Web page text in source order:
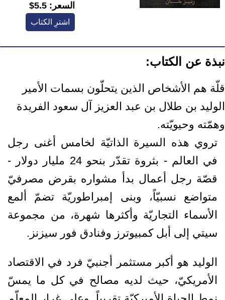
السعر: 5.5$
اشترِ الكتاب
نبذة عن الكتاب:
قلّة هم الأشخاص الذين يتحلّون بسمات الأمير
الوليد بن طلال بن عبد العزيز آل سعود الفريدة
وهمّته وحيويّته.
تروي هذه السيرة الذاتيّة لخامس أغنى رجل
في العالم - بثروة تقدّر بنحو 24 مليار دولار -
قصّة رجل أعمال بدأ مشواره بقرض مصرفيّ
متواضع نسبيّاً، وبنى إمبراطوريّة تضمّ ألمع
الأسماء التجاريّة وأكثرها شهرة، من مجموعة
سيتي إلى أبل كمبيوترز وفنادق فور سيزنز.
الوليد هو أكبر مستثمر أجنبيّ فرد في الاقتصاد
الأمريكيّ، حيث لديه مصالح في كل ما يمسّ